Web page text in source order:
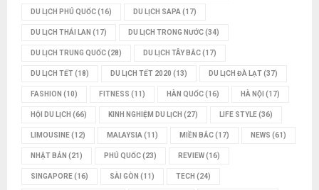
DU LỊCH PHÚ QUỐC(16) DU LỊCH SAPA (17)
DU LỊCH THÁI LAN (17) DU LỊCH TRONG NƯỚC(34)
DU LỊCH TRUNG QUỐC(28) DU LỊCH TÂY BẮC(17)
DU LỊCH TẾT(18) DU LỊCH TẾT 2020 (13) DU LỊCH ĐÀ LẠT(37)
FASHION (10) FITNESS (11) HÀN QUỐC(16) HÀ NỘI (17)
HỘI DU LỊCH (66) KINH NGHIỆM DU LỊCH (27) LIFE STYLE(36)
LIMOUSINE(12) MALAYSIA (11) MIỀN BẮC(17) NEWS (61)
NHẬT BẢN (21) PHÚ QUỐC(23) REVIEW(16)
SINGAPORE(16) SÀI GÒN (11) TECH (24)